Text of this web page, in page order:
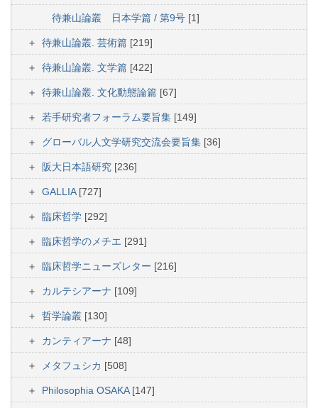
待兼山論叢 日本学篇 / 第9号 [1]
待兼山論叢. 芸術篇 [219]
待兼山論叢. 文学篇 [422]
待兼山論叢. 文化動態論篇 [67]
若手研究者フォーラム要旨集 [149]
グローバル人文学研究交流会要旨集 [36]
阪大日本語研究 [236]
GALLIA [727]
臨床哲学 [292]
臨床哲学のメチエ [291]
臨床哲学ニューズレター [216]
カルテシアーナ [109]
哲学論叢 [130]
カンティアーナ [48]
メタフュシカ [508]
Philosophia OSAKA [147]